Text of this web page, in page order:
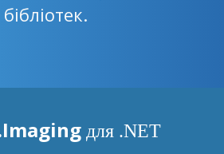
бібліотек.
для .NET